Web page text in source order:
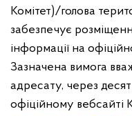
Комітет)/голова
забезпечує
інформації на
Зазначена вимога
адресату, через
офіційному вебсайті